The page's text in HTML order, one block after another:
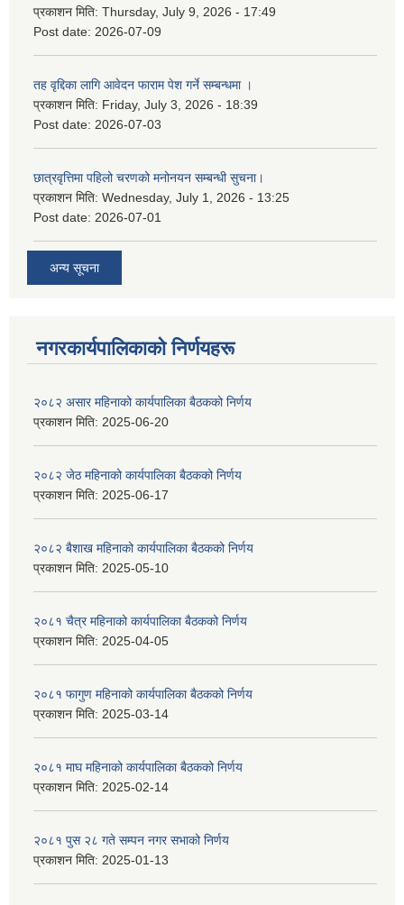
प्रकाशन मिति: Thursday, July 9, 2026 - 17:49
Post date: 2026-07-09
तह वृद्दिका लागि आवेदन फाराम पेश गर्ने सम्बन्धमा ।
प्रकाशन मिति: Friday, July 3, 2026 - 18:39
Post date: 2026-07-03
छात्रवृत्तिमा पहिलो चरणको मनोनयन सम्बन्धी सुचना।
प्रकाशन मिति: Wednesday, July 1, 2026 - 13:25
Post date: 2026-07-01
अन्य सूचना
नगरकार्यपालिकाकाे निर्णयहरू
२०८२ असार महिनाको कार्यपालिका बैठकको निर्णय
प्रकाशन मिति: 2025-06-20
२०८२ जेठ महिनाको कार्यपालिका बैठकको निर्णय
प्रकाशन मिति: 2025-06-17
२०८२ बैशाख महिनाको कार्यपालिका बैठकको निर्णय
प्रकाशन मिति: 2025-05-10
२०८१ चैत्र महिनाको कार्यपालिका बैठकको निर्णय
प्रकाशन मिति: 2025-04-05
२०८१ फागुण महिनाको कार्यपालिका बैठकको निर्णय
प्रकाशन मिति: 2025-03-14
२०८१ माघ महिनाको कार्यपालिका बैठकको निर्णय
प्रकाशन मिति: 2025-02-14
२०८१ पुस २८ गते सम्प‍न नगर सभाको निर्णय
प्रकाशन मिति: 2025-01-13